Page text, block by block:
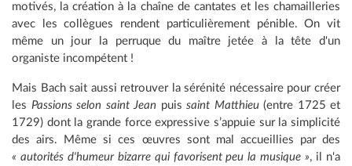
motivés, la création à la chaîne de cantates et les chamailleries
avec les collègues rendent particulièrement pénible. On vit
même un jour la perruque du maître jetée à la tête d'un
organiste incompétent !
Mais Bach sait aussi retrouver la sérénité nécessaire pour créer
les Passions selon saint Jean puis saint Matthieu(entre 1725 et
1729) dont la grande force expressive s’appuie sur la simplicité
des airs. Même si ces œuvres sont mal accueillies par des
« autorités d'humeur bizarre qui favorisent peu la musique », il n'a